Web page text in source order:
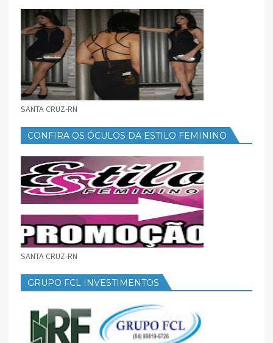
SANTA CRUZ-RN
CONFIRA OS ÓCULOS DA ESTILO FEMININO
SANTA CRUZ-RN
GRUPO FCL INVESTIMENTOS